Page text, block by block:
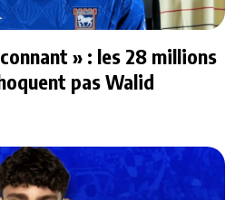
» : les 28 millions
pas Walid